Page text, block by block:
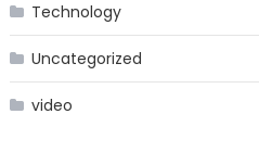
Technology
Uncategorized
video